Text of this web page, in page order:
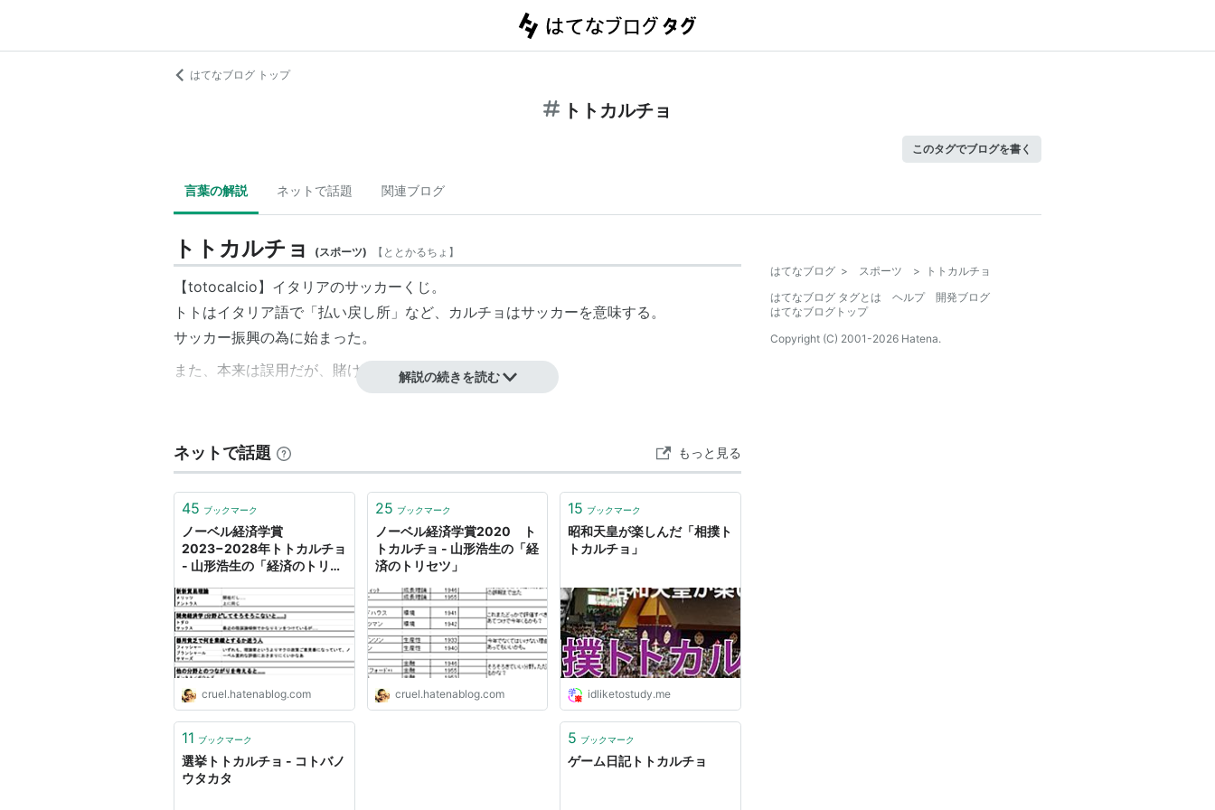
はてなブログ トップ
トトカルチョ
このタグでブログを書く
言葉の解説 ネットで話題 関連ブログ
トトカルチョ (スポーツ) 【 ととかるちょ 】
【totocalcio】イタリアのサッカーくじ。
トトはイタリア語で「払い戻し所」など、カルチョはサッカーを意味する。
サッカー振興の為に始まった。
また、本来は誤用だが、賭け事一般についてもいう。
解説の続きを読む
ネットで話題 もっと見る
45 ブックマーク
ノーベル経済学賞
2023−2028年トトカルチョ
- 山形浩生の「経済のトリセ
cruel.hatenablog.com
25 ブックマーク
ノーベル経済学賞2020 ト
トカルチョ - 山形浩生の「経
済のトリセツ」
cruel.hatenablog.com
15 ブックマーク
昭和天皇が楽しんだ「相撲ト
トカルチョ」
idliketostudy.me
11 ブックマーク
選挙トトカルチョ - コトバノ
ウタカタ
5 ブックマーク
ゲーム日記トトカルチョ
はてなブログ > スポーツ >
トトカルチョ
はてなブログ タグとは
ヘルプ
開発ブログ
はてなブログトップ
Copyright (C) 2001-2026 Hatena.